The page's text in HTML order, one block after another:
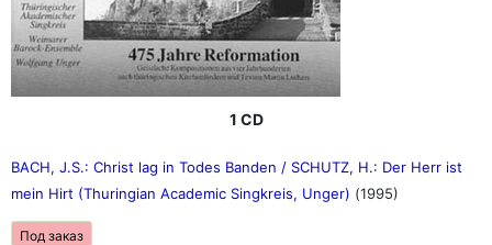
1 CD
BACH, J.S.: Christ lag in Todes Banden / SCHUTZ, H.: Der Herr ist
mein Hirt (Thuringian Academic Singkreis, Unger) (1995)
Под заказ